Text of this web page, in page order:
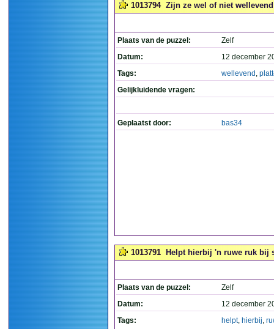
1013794 Zijn ze wel of niet
Plaats van de puzzel:
Zelf
Datum:
12 december
Tags:
wellevend ,
Gelijkluidende vragen:
Geplaatst door: bas34
1013791 Helpt hierbij 'n ruwe ruk bij
Plaats van de puzzel:
Zelf
Datum:
12 december
Tags:
helpt, hierbij,